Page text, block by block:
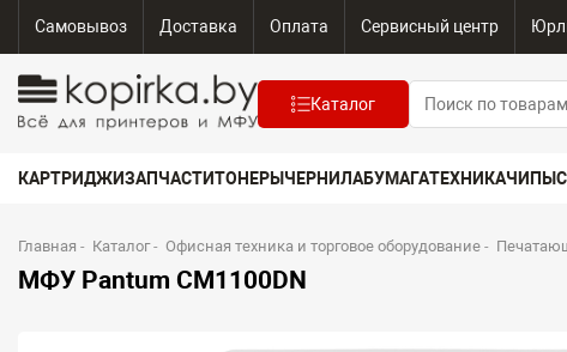
Самовывоз Доставка Оплата Сервисный центр
Каталог
КАРТРИДЖИЗАПЧАСТИТОНЕРЫ ЧЕРНИЛАБУМАГАТЕХНИКАЧИПЫ
Главная - Каталог - Офисная техника и торговое оборудование -
МФУ Pantum CM1100DN